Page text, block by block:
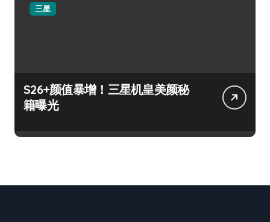
三星
S26+颜值暴增！三星机皇美颜秘
籍曝光